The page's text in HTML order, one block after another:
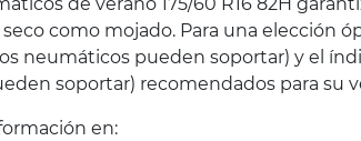
como mojado. Para una elección
neumáticos pueden soportar) y el
soportar) recomendados para su
en: